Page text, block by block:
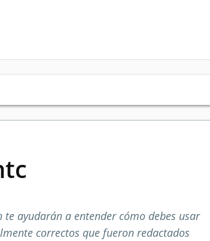
ayudarán a entender cómo debes usar
correctos que fueron redactados